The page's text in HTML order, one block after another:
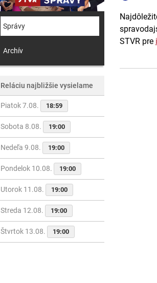
Správy
Archív
Reláciu najbližšie vysielame
Piatok 7.08. 18:59
Sobota 8.08. 19:00
Nedeľa 9.08. 19:00
Pondelok 10.08. 19:00
Utorok 11.08. 19:00
Streda 12.08. 19:00
Štvrtok 13.08. 19:00
STVR pre